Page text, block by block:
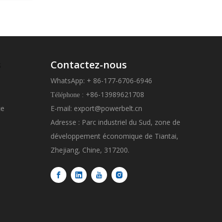
Contactez-nous
WhatsApp: + 86-177-6706-6946
Téléphone : +86-13989621708
E-mail: export@powerbelt.cn
Adresse : Parc industriel du Sud, zone de
développement économique de Tiantai,
Zhejiang, Chine, 317200.